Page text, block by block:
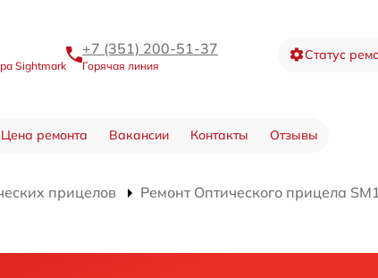
Sightmark
+7 (351) 200-51-37
Горячая линия
Статус
Цена ремонта Вакансии Контакты Отзывы
прицелов
Ремонт Оптического прицела